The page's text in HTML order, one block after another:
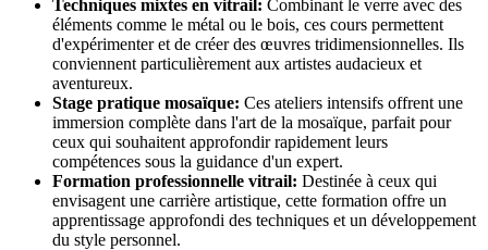
Techniques mixtes en vitrail: Combinant le verre avec des
éléments comme le métal ou le bois, ces cours permettent
d'expérimenter et de créer des œuvres tridimensionnelles. Ils
conviennent particulièrement aux artistes audacieux et
aventureux.
Stage pratique mosaïque: Ces ateliers intensifs offrent une
immersion complète dans l'art de la mosaïque, parfait pour
ceux qui souhaitent approfondir rapidement leurs
compétences sous la guidance d'un expert.
Formation professionnelle vitrail: Destinée à ceux qui
envisagent une carrière artistique, cette formation offre un
apprentissage approfondi des techniques et un développement
du style personnel.